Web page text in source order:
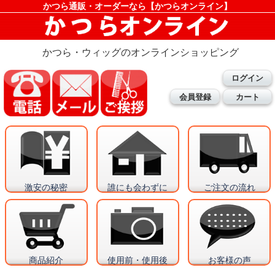
かつら通販・オーダーなら【かつらオンライン】
かつら・ウィッグのオンラインショッピング
ログイン
会員登録
カート
激安の秘密 誰にも会わずに ご注文の流れ
商品紹介 使用前・使用後 お客様の声